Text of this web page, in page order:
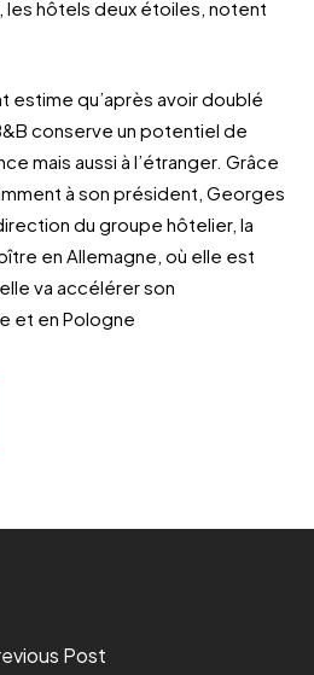
les hôtels deux étoiles, notent
estime qu’après avoir doublé
conserve un potentiel de
mais aussi à l’étranger. Grâce
à son président, Georges
du groupe hôtelier, la
en Allemagne, où elle est
va accélérer son
et en Pologne
Post